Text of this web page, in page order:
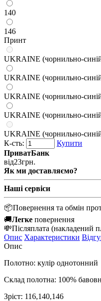
140
146
Принт
UKRAINE (чорнильно-
UKRAINE (чорнильно-
UKRAINE (чорнильно-
UKRAINE (чорнильно-
UKRAINE (чорнильно-
К-сть:
Купити
ПриватБанк
від23грн.
Як ми доставляємо?
Наші сервіси
📦Повернення та обмін
🚚Легке повернення
💸Післяплата (накладений
Опис Характеристики
Опис
Полотно: кулір однотонний
Склад полотна: 100%
Зріст: 116,140,146